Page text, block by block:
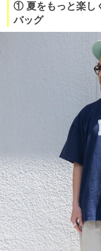
① 夏をもっと楽し
バッグ